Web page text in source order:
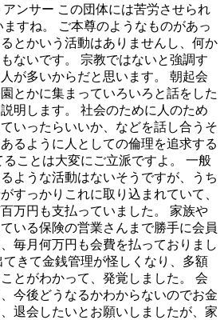
ンサー この団体には苦労させられ
すね。 ご本尊のようなものがあっ
とかいう活動はありませんし、何か
ないです。 宗教ではないと強調す
が多いからだと思います。 朝起会
とかに集まっていろいろと話をした
明します。 社会のために人のため
いったらいいか、などを話し合うそ
るように人としての倫理を追求する
ことは大変にご立派ですよ。 一般
ような活動はないそうですが、うち
すっかりこれに取り込まれていて、
万円も支払っていました。 家族や
いる保険の営業さんまで勝手に会員
毎月何万円も会費を払っておりまし
きて金銭管理が怪しくなり、多額
とがわかって、発覚しました。 会
今後どうなるかわからないのでお金
退会したいとお願いしましたが、家